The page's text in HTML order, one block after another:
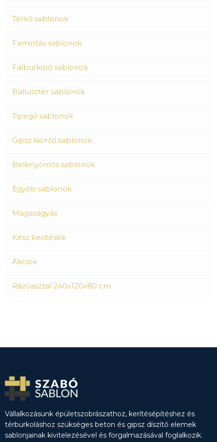
Térkő sablonok
Famintás sablonok
Falburkoló sablonok
Balluszter sablonok
Tipegő sablonok
Gipsz kiöntő sablonok
Belenyomós sablonok
Egyéb sablonok
Magaságyás
Kész kerítések
Akciók
Rázóasztal 240x120x80 cm
Vállalkozásunk épületszobrászathoz, kerítésépítéshez és
térburkoláshoz szükséges beton és gipsz díszítő elemek
sablonjainak kivitelezésével és forgalmazásával foglalkozik.